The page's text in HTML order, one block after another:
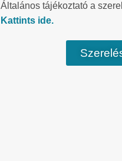
Általános tájékoztató a
Kattints ide.